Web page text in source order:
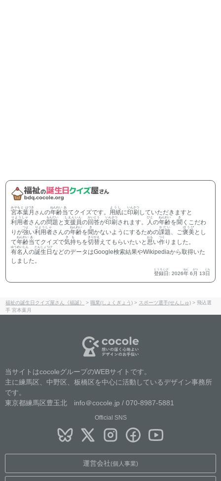
宮本葉月
みやもと はづき
さんの年齢
ねんれい
当
あ
てクイズです。 用紙
ようし
に印刷
いんさつ
していただきますと
利用者
りようしゃ
さんの問題
もんだい
と支援員
しえんいん
の回答
かいとう
が印刷
いんさつ
されます。 人
ひと
の年齢
ねんれい
を聞
き
くこだわ
りが強
つよ
い利用者
りようしゃ
さんの年齢
ねんれい
を聞
き
かないようにするための課題
かだい
、ご褒美
ほうび
とし
て年齢
ねんれい
当
あ
てクイズで気持
きも
ちを切替
きりかえ
えてもらいたいと思
おも
い作
つく
りました。
有名人
ゆうめいじん
の誕生日
たんじょうび
などのデータはGoogle検索結果やWikipediaから取得いた
しました。
登録日
とうろくび
: 2026年
ねん
6 月
がつ
13日
にち
福祉の誕生日クイズ屋さん《福誕》 > 職業(しょくぎょう) > スポーツ選手(せんしゅ) >飛込選
手 宮本葉月
当サイトはcocoleグループのWEBサイトです。
主に練馬区、中野区、板橋区を中心に活動しているデザイン事務所
です。
東京都練馬区豊玉北 info＠cocole.jp / 070-8987-5881
Official SNS
運営会社(個人事業)